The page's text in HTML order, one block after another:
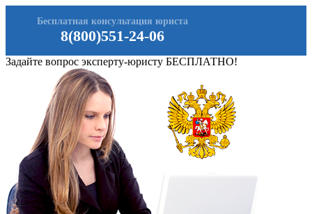
8(800)551-24-06
Бесплатная консультация юриста
Задайте вопрос эксперту-юристу БЕСПЛАТНО!